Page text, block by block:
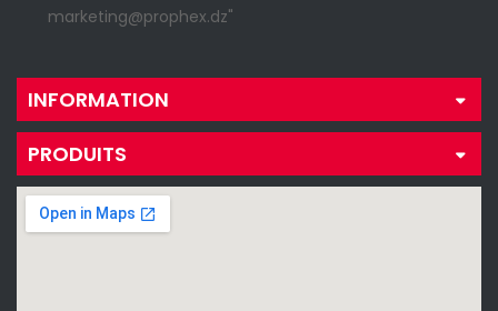
marketing@prophex.dz"
INFORMATION
PRODUITS